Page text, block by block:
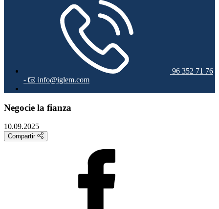
96 352 71 76
- 📧 info@iglem.com
Negocie la fianza
10.09.2025
Compartir